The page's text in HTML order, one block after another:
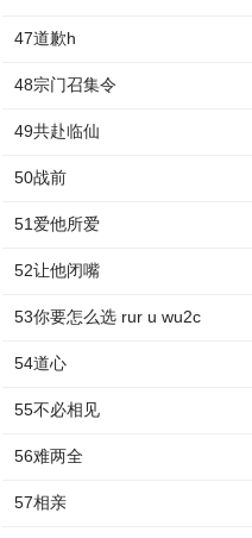
47道歉h
48宗门召集令
49共赴临仙
50战前
51爱他所爱
52让他闭嘴
53你要怎么选 rur u wu2c
54道心
55不必相见
56难两全
57相亲